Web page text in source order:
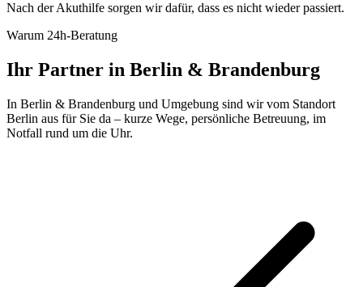
Nach der Akuthilfe sorgen wir dafür, dass es nicht wieder passiert.
Warum 24h-Beratung
Ihr Partner in Berlin & Brandenburg
In Berlin & Brandenburg und Umgebung sind wir vom Standort
Berlin aus für Sie da – kurze Wege, persönliche Betreuung, im
Notfall rund um die Uhr.